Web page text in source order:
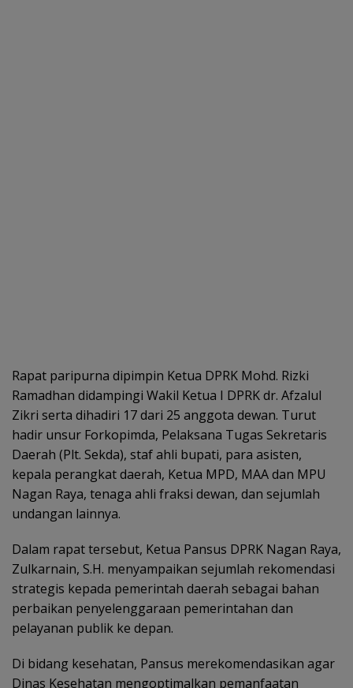
Rapat paripurna dipimpin Ketua DPRK Mohd. Rizki
Ramadhan didampingi Wakil Ketua I DPRK dr. Afzalul
Zikri serta dihadiri 17 dari 25 anggota dewan. Turut
hadir unsur Forkopimda, Pelaksana Tugas Sekretaris
Daerah (Plt. Sekda), staf ahli bupati, para asisten,
kepala perangkat daerah, Ketua MPD, MAA dan MPU
Nagan Raya, tenaga ahli fraksi dewan, dan sejumlah
undangan lainnya.
Dalam rapat tersebut, Ketua Pansus DPRK Nagan Raya,
Zulkarnain, S.H. menyampaikan sejumlah rekomendasi
strategis kepada pemerintah daerah sebagai bahan
perbaikan penyelenggaraan pemerintahan dan
pelayanan publik ke depan.
Di bidang kesehatan, Pansus merekomendasikan agar
Dinas Kesehatan mengoptimalkan pemanfaatan